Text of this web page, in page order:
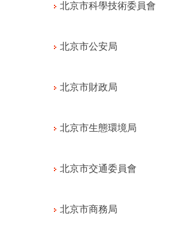
北京市科學技術委員會
北京市公安局
北京市財政局
北京市生態環境局
北京市交通委員會
北京市商務局